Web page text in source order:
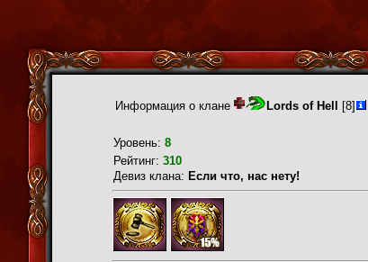
Информация о клане Lords of Hell [8]
Уровень: 8
Рейтинг: 310
Девиз клана: Если что, нас нету!